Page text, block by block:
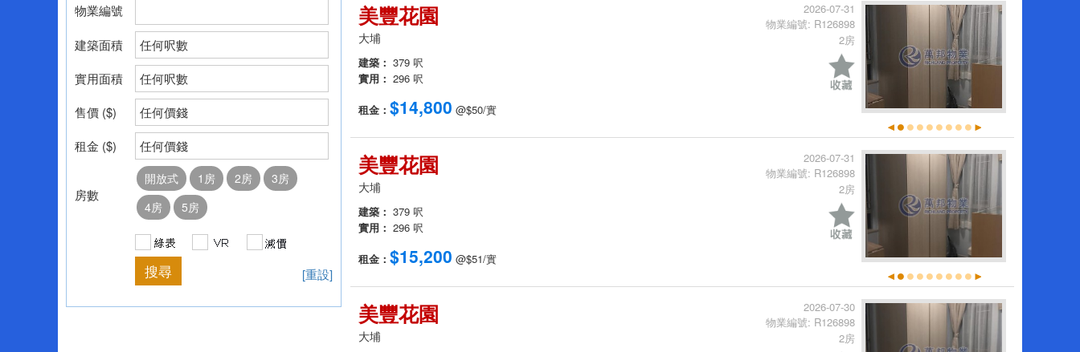
物業編號
建築面積
任何呎數
實用面積
任何呎數
售價 ($)
任何價錢
租金 ($)
任何價錢
房數
開放式 1房 2房
3房
4房
5房
[重設]
美豐花園
大埔
建築： 379 呎
實用： 296 呎
租金： $14,800 @$50/實
2026-07-31
物業編號: R126898
2房
美豐花園
大埔
建築： 379 呎
實用： 296 呎
租金： $15,200 @$51/實
2026-07-31
物業編號: R126898
2房
美豐花園
大埔
2026-07-30
物業編號: R126898
2房